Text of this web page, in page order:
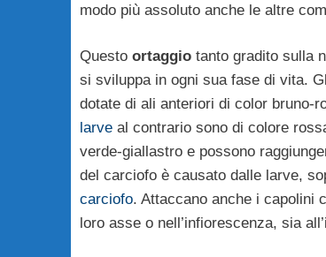
modo più assoluto anche le altre
Questo ortaggiotanto gradito sulla
si sviluppa in ogni sua fase di vita.
dotate di ali anteriori di color bruno-
larveal contrario sono di colore
verde-giallastro e possono
del carciofo è causato dalle larve,
carciofo. Attaccano anche i capolini
loro asse o nell’infiorescenza, sia